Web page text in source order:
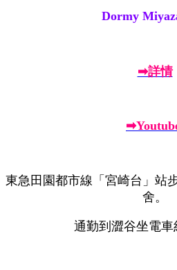
Dormy
➡詳情
東急田園都市線「宮崎台」站
舍。
通勤到澀谷坐電車